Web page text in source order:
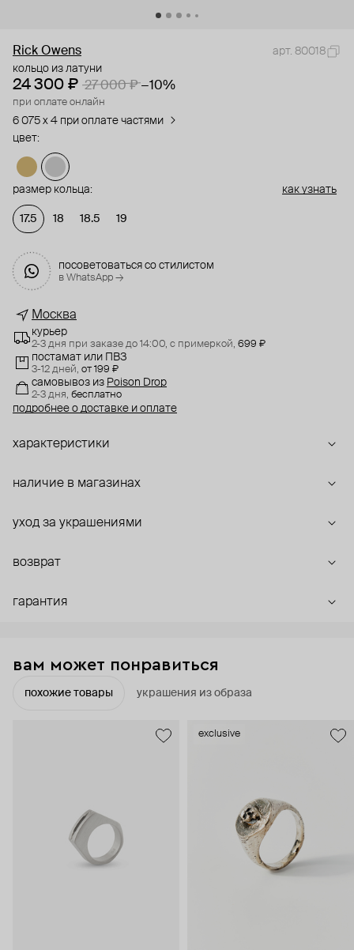
Rick Owens
арт. 80018
кольцо из латуни
24 300 ₽ 27 000 ₽ −10%
при оплате онлайн
6 075 x 4 при оплате частями
цвет:
размер кольца: как узнать
17.5 18 18.5 19
посоветоваться со стилистом
в WhatsApp →
Москва
курьер
2-3 дня при заказе до 14:00, с примеркой, 699 ₽
постамат или ПВЗ
3-12 дней, от 199 ₽
самовывоз из Poison Drop
2-3 дня, бесплатно
подробнее о доставке и оплате
характеристики
наличие в магазинах
уход за украшениями
возврат
гарантия
вам может понравиться
похожие товары украшения из образа
exclusive